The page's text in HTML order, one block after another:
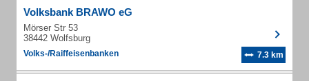
Volksbank BRAWO eG
Mörser Str 53
38442 Wolfsburg
Volks-/Raiffeisenbanken 7.3 km